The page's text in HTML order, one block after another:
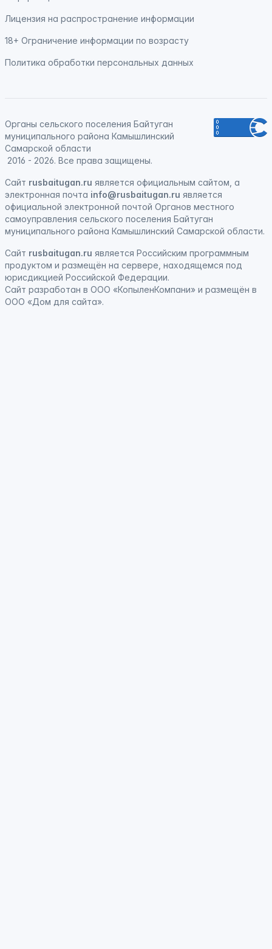
Лицензия на распространение информации
18+ Ограничение информации по возрасту
Политика обработки персональных данных
Органы сельского поселения Байтуган
муниципального района Камышлинский
Самарской области
2016 - 2026. Все права защищены.
Сайт rusbaitugan.ru является официальным сайтом, а
электронная почта info@rusbaitugan.ru является
официальной электронной почтой Органов местного
самоуправления сельского поселения Байтуган
муниципального района Камышлинский Самарской области.
Сайт rusbaitugan.ru является Российским программным
продуктом и размещён на сервере, находящемся под
юрисдикцией Российской Федерации.
Сайт разработан в ООО «КопыленКомпани» и размещён в
ООО «Дом для сайта».